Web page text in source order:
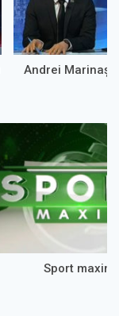
Andrei Marinaș
Sport maxim